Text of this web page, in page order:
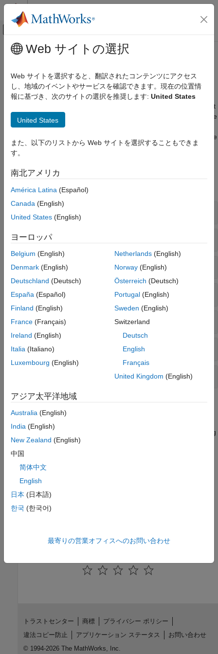
コンテンツへスキップ
オフキャンバス ナビゲーション メ
ドキュメンテーションのホーム
Financial Instruments Toolbox
Price Instruments Using Functions
カテゴリ
Supported Equity Derivatives
Instrument Creation
Price Using Closed-Form Solutions
Price Convertible Bonds
Portfolio Valuation
メインコンテンツ
Price Using Monte Carlo Simulation
Price basket, Asian, spread, and vanilla options using Monte
Carlo simulation with Longstaff-Schwartz option pricing model
Use Monte Carlo simulations to model the probability of different
outcomes in a process that cannot be easily predicted due to the
intervention of random variables. The Longstaff-Schwartz Least
Squares approach is used to estimate the expected payoff of the
American option type which allows for early exercise.
Functions
expand all
Basket Options
Barrier Options
Asian Options
Lookback Options
Spread Options
Vanilla Options
Topics
This example shows how to price a European Asian option using
six methods in the Financial Instruments Toolbox™.
Supported Equity Derivative Functions
Equity derivative instrument functions supported by Financial
Instruments Toolbox™.
Related Information
Web サイトの選択
Web サイトを選択すると、翻訳されたコンテンツにアクセス
し、地域のイベントやサービスを確認できます。現在の位置情
報に基づき、次のサイトの選択を推奨します: United States
United States
また、以下のリストから Web サイトを選択することもできま
す。
南北アメリカ
América Latina (Español)
Canada (English)
United States (English)
ヨーロッパ
Belgium (English)
Denmark (English)
Deutschland (Deutsch)
España (Español)
Finland (English)
France (Français)
Ireland (English)
Italia (Italiano)
Luxembourg (English)
Netherlands(English)
Norway(English)
Österreich (Deutsch)
Portugal(English)
Sweden (English)
Switzerland
Deutsch
English
Français
United Kingdom (English)
アジア太平洋地域
Australia (English)
India (English)
New Zealand (English)
中国
简体中文
English
日本 (日本語)
한국 (한국어)
最寄りの営業オフィスへのお問い合わせ
トラストセンター 商標
プライバシー ポリシー
違法コピー防止
アプリケーション ステータス
お問い合わせ
© 1994-2026 The MathWorks, Inc.